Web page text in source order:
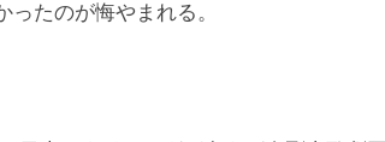
たのが悔やまれる。